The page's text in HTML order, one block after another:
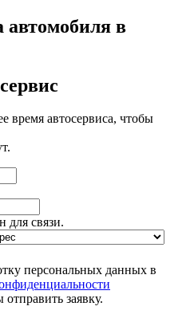
автомобиля в
время автосервиса, чтобы
для связи.
персональных данных в
заявку.